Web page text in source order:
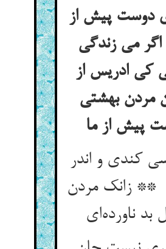
دوست پیش از
می زندگی
کی ادریس از
مردن بهشتی
کندی و اندر
** زانک مردن